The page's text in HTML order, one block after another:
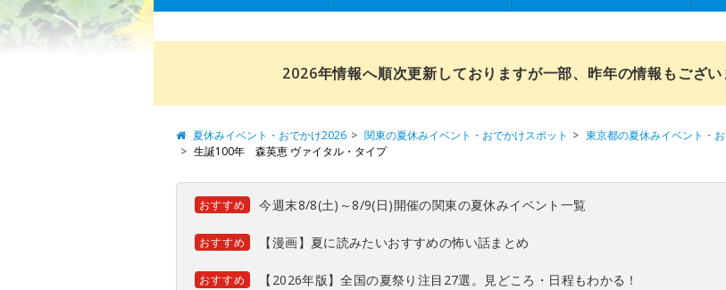
2026年情報へ順次更新しておりますが一部、昨年の情報もござい
夏休みイベント・おでかけ2026 関東の夏休みイベント・おでかけスポット 東京都の夏休みイベント・
生誕100年 森英恵 ヴァイタル・タイプ
おすすめ 今週末8/8(土)～8/9(日)開催の関東の夏休みイベント一覧
おすすめ 【漫画】夏に読みたいおすすめの怖い話まとめ
おすすめ 【2026年版】全国の夏祭り注目27選。見どころ・日程もわかる！